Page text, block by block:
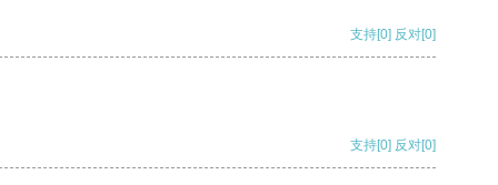
支持[0] 反对[0]
支持[0] 反对[0]